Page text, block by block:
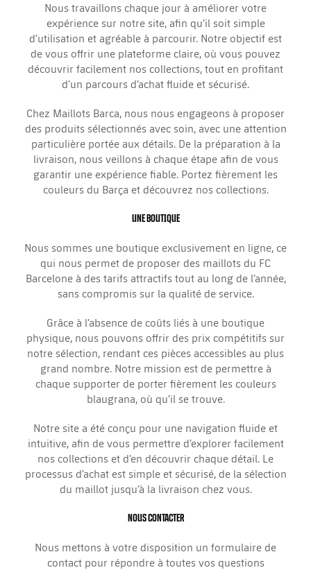
Nous travaillons chaque jour à améliorer votre
expérience sur notre site, afin qu’il soit simple
d’utilisation et agréable à parcourir. Notre objectif est
de vous offrir une plateforme claire, où vous pouvez
découvrir facilement nos collections, tout en profitant
d’un parcours d’achat fluide et sécurisé.
Chez Maillots Barca, nous nous engageons à proposer
des produits sélectionnés avec soin, avec une attention
particulière portée aux détails. De la préparation à la
livraison, nous veillons à chaque étape afin de vous
garantir une expérience fiable. Portez fièrement les
couleurs du Barça et découvrez nos collections.
UNE BOUTIQUE
Nous sommes une boutique exclusivement en ligne, ce
qui nous permet de proposer des maillots du FC
Barcelone à des tarifs attractifs tout au long de l’année,
sans compromis sur la qualité de service.
Grâce à l’absence de coûts liés à une boutique
physique, nous pouvons offrir des prix compétitifs sur
notre sélection, rendant ces pièces accessibles au plus
grand nombre. Notre mission est de permettre à
chaque supporter de porter fièrement les couleurs
blaugrana, où qu’il se trouve.
Notre site a été conçu pour une navigation fluide et
intuitive, afin de vous permettre d’explorer facilement
nos collections et d’en découvrir chaque détail. Le
processus d’achat est simple et sécurisé, de la sélection
du maillot jusqu’à la livraison chez vous.
NOUS CONTACTER
Nous mettons à votre disposition un formulaire de
contact pour répondre à toutes vos questions